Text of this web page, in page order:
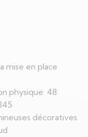
mise en place
physique: 48
décoratives